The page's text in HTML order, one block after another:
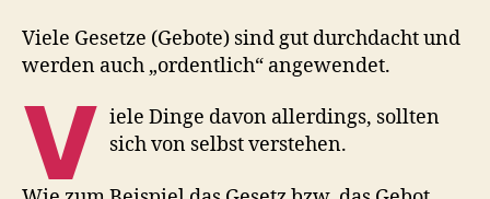
Viele Gesetze (Gebote) sind gut durchdacht und
werden auch „ordentlich“ angewendet.
V iele Dinge davon allerdings, sollten
sich von selbst verstehen.